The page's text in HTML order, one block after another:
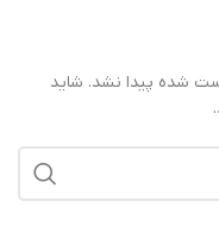
شده پیدا نشد. شاید